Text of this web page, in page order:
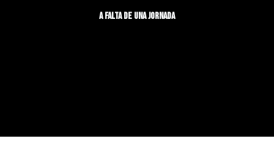
A FALTA DE UNA JORNADA